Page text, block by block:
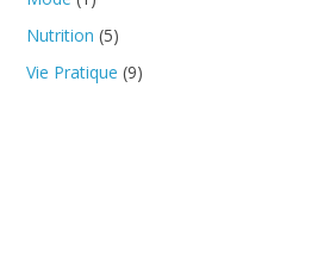
Nutrition (5)
Vie Pratique (9)